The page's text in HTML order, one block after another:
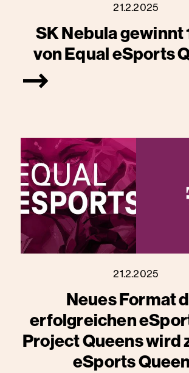
21.2.2025
SK Nebula gewinnt
von Equal eSports
21.2.2025
Neues Format
erfolgreichen
Project Queens wird
eSports